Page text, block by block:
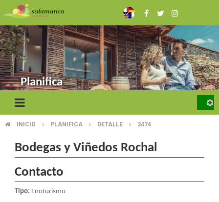
Pasar
al
contenido
principal
Planifica
SOBRESCRIBIR
ENLACES
DE
AYUDA
INICIO PLANIFICA DETALLE 3474
Bodegas y Viñedos Rochal
Contacto
Tipo: Enoturismo